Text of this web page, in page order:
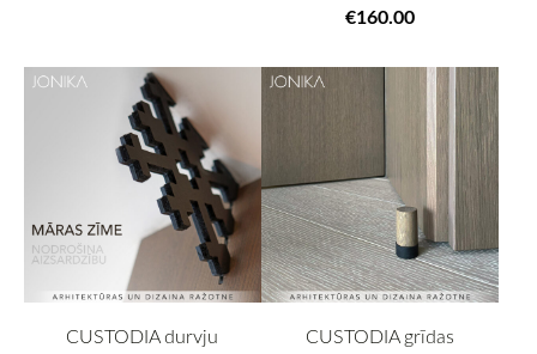
€160.00
CUSTODIA durvju
CUSTODIA grīdas